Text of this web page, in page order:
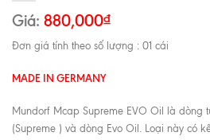
Giá: 880,000₫
Đơn giá tính theo số lượng : 01 cái
MADE IN GERMANY
Mundorf Mcap Supreme EVO Oil là dòng
(Supreme ) và dòng Evo Oil. Loại này có